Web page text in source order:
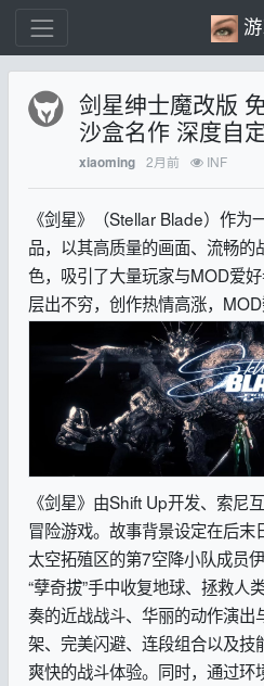
剑星绅士魔改版
沙盒名作 深度自
xiaoming 2月前 INF
《剑星》（Stellar Blade）作为
品，以其高质量的画面、流畅的
色，吸引了大量玩家与MOD爱
层出不穷，创作热情高涨，MOD
《剑星》由Shift Up开发、索尼
冒险游戏。故事背景设定在后
太空拓殖区的第7空降小队成员
“孽奇拔”手中收复地球、拯救人
奏的近战战斗、华丽的动作演出
架、完美闪避、连段组合以及技
爽快的战斗体验。同时，通过